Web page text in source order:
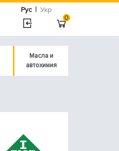
Рус | Укр
0
Масла и
автохимия